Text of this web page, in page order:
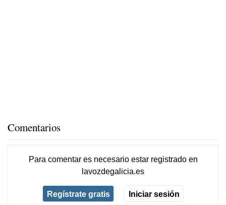
Comentarios
Para comentar es necesario estar registradoen
lavozdegalicia.es
Regístrate gratis Iniciar sesión